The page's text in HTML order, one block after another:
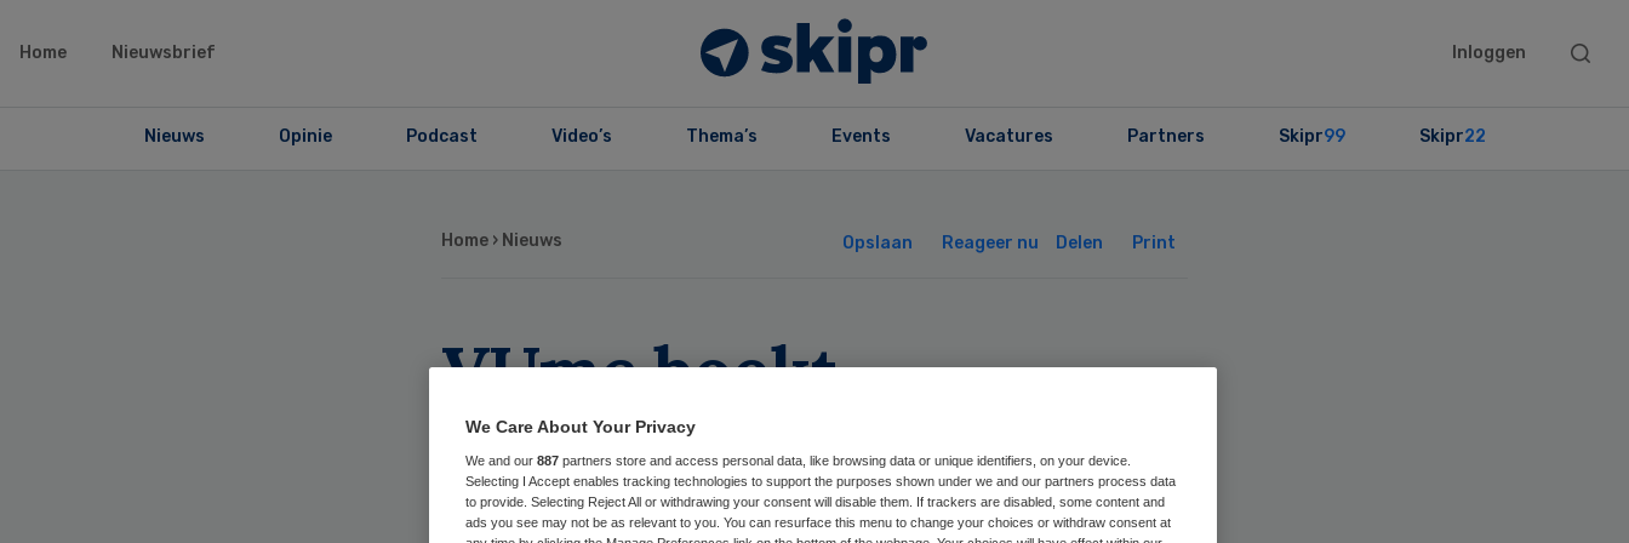
Home Nieuwsbrief Inloggen
Search
Nieuws Opinie Podcast Video’s Thema’s Events Vacatures Partners Skipr99 Skipr22
Home › Nieuws Opslaan Reageer nu Delen Print
VUmc boekt
jaarresultaat van 31,5
miljoen
We Care About Your Privacy
We and our 887 partners store and access personal data, like browsing data or unique identifiers, on your device.
Selecting I Accept enables tracking technologies to support the purposes shown under we and our partners process data
to provide. Selecting Reject All or withdrawing your consent will disable them. If trackers are disabled, some content and
ads you see may not be as relevant to you. You can resurface this menu to change your choices or withdraw consent at